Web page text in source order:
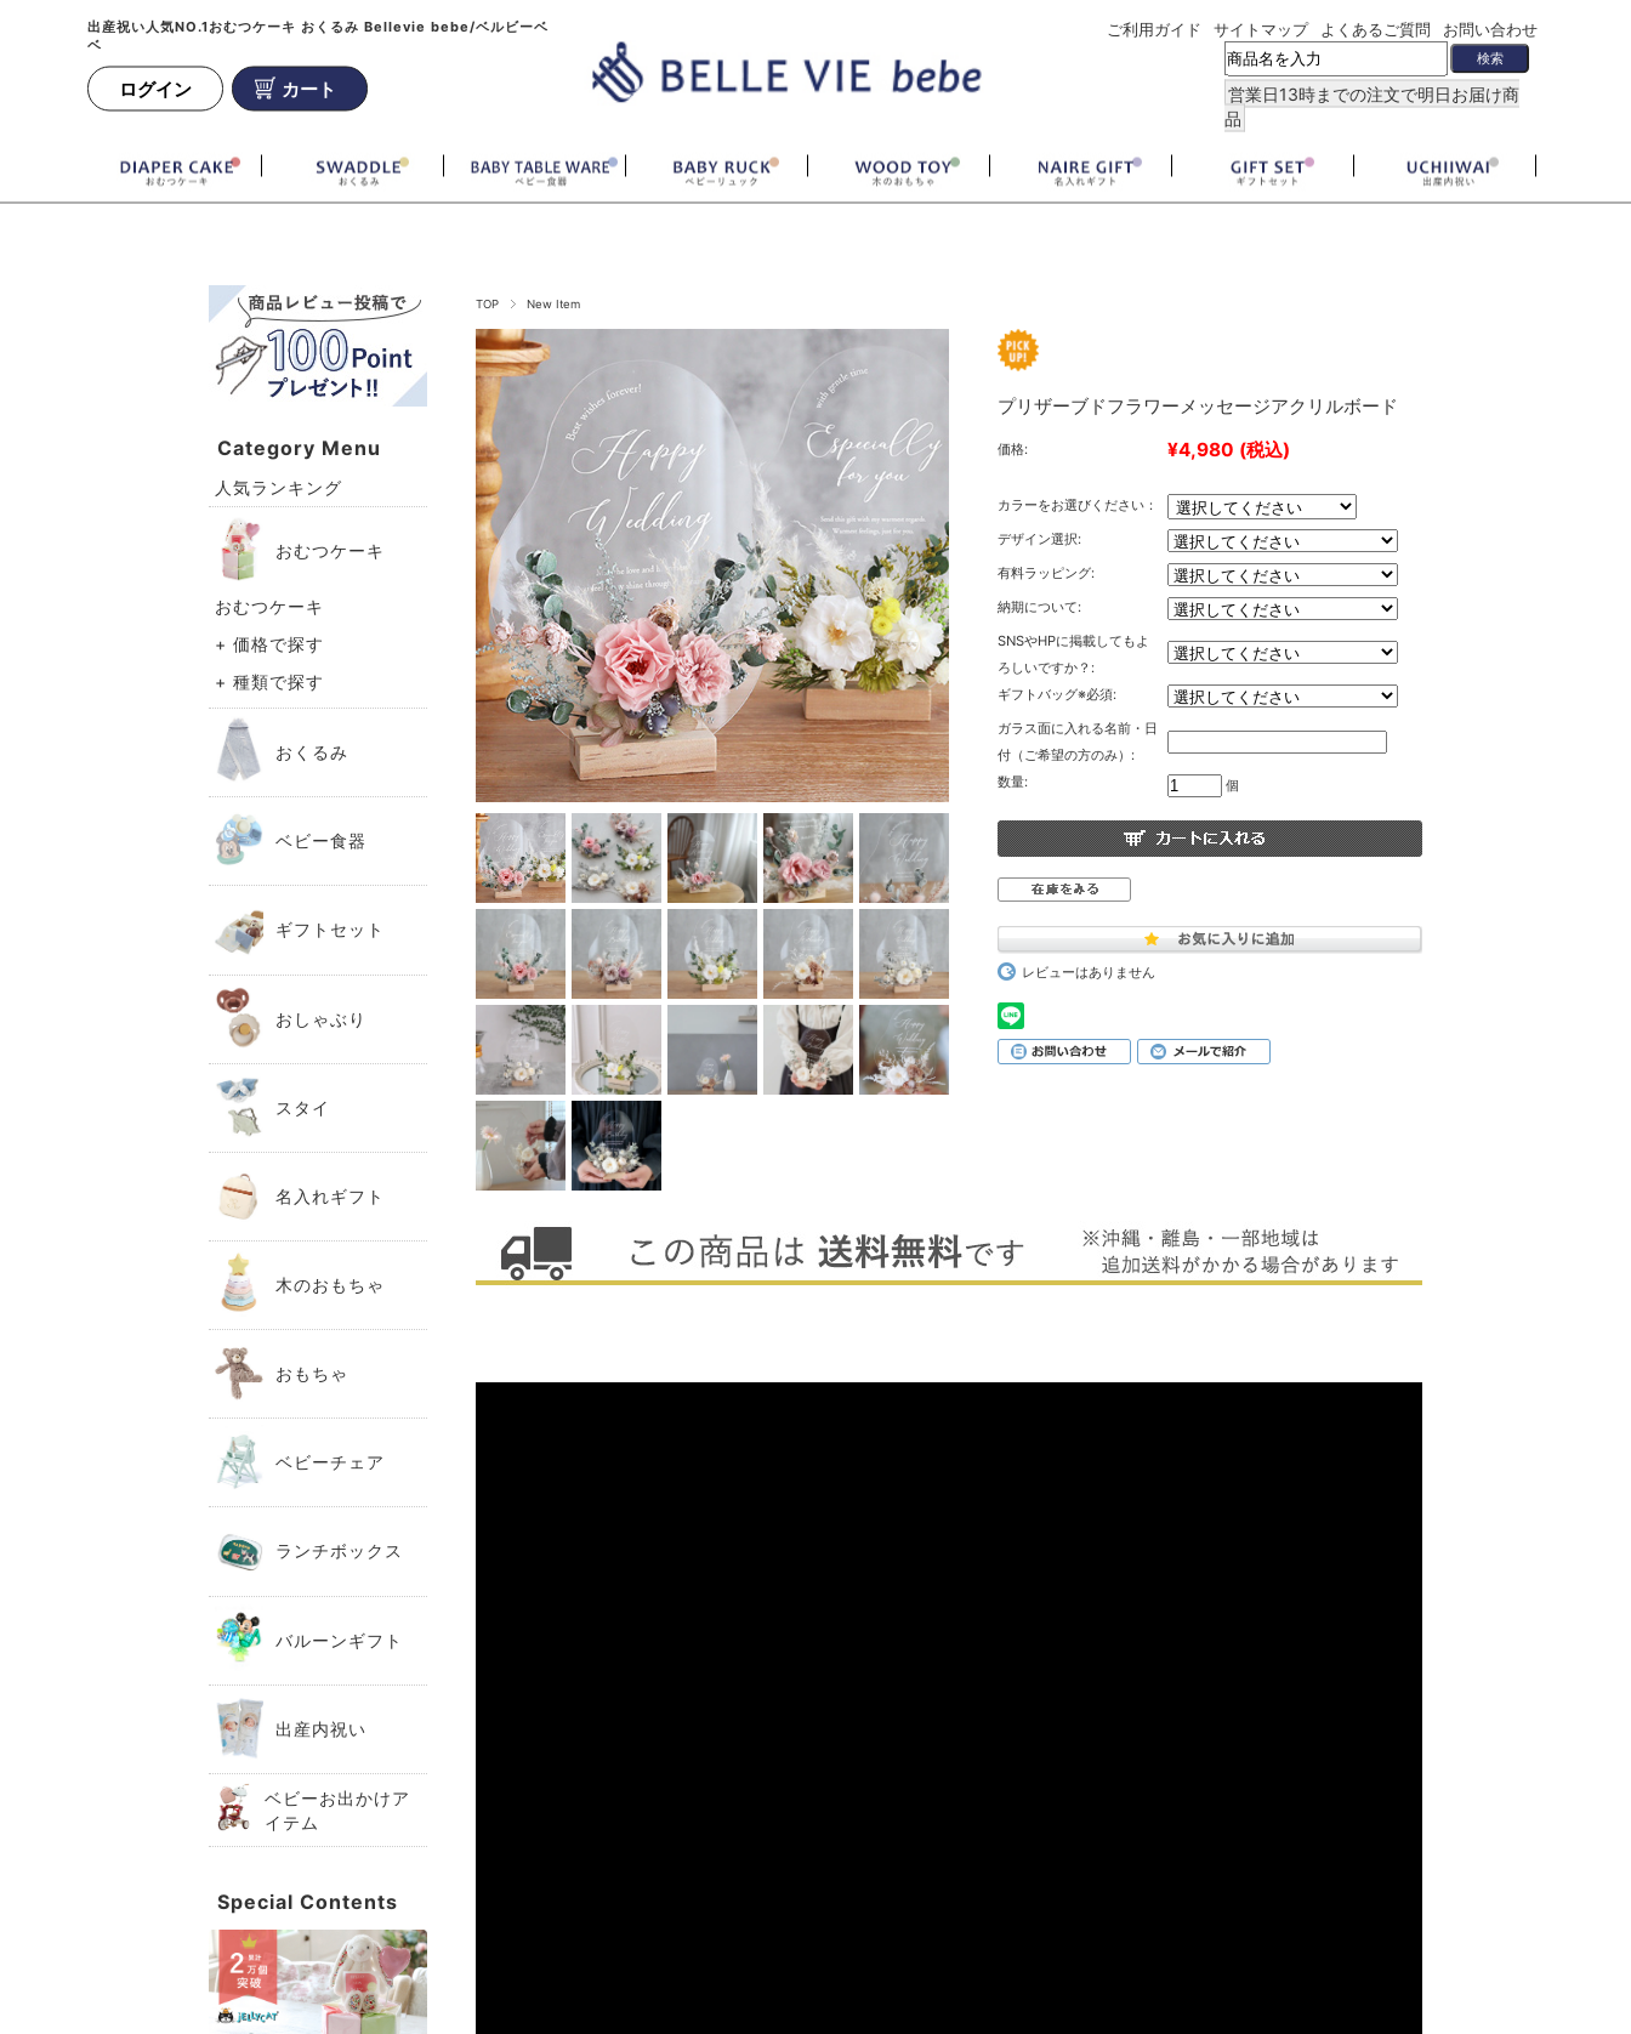
出産祝い人気NO.1おむつケーキ おくるみ Bellevie bebe/ベルビーベ
ベ
ログイン カート
ご利用ガイド サイトマップ よくあるご質問 お問い合わせ
営業日13時までの注文で明日お届け商
品
TOP New Item
プリザーブドフラワーメッセージアクリルボード
価格: ¥4,980 (税込)
カラーをお選びください：
デザイン選択:
有料ラッピング:
納期について:
SNSやHPに掲載してもよ
ろしいですか？:
ギフトバッグ※必須:
ガラス面に入れる名前・日
付（ご希望の方のみ）:
数量:
個
レビューはありません
Category Menu
人気ランキング
おむつケーキ
おむつケーキ
+ 価格で探す
+ 種類で探す
おくるみ
ベビー食器
ギフトセット
おしゃぶり
スタイ
名入れギフト
木のおもちゃ
おもちゃ
ベビーチェア
ランチボックス
バルーンギフト
出産内祝い
ベビーお出かけア
イテム
Special Contents